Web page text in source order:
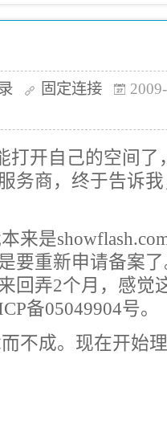
固定连接
打开自己的空间了
务商，终于告诉
来是
要重新申请备案
回弄2个月，感觉
备05049904号。
不成。现在开始